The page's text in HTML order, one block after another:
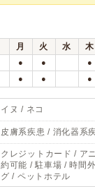
月 火 水 木
● ● ●
● ● ●
イヌ / ネコ
皮膚系疾患 / 消化器系
クレジットカード / ア
約可能 / 駐車場 / 時間
グ / ペットホテル